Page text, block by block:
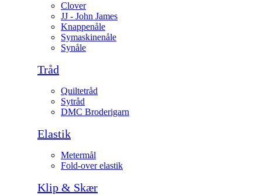
Clover
JJ - John James
Knappenåle
Symaskinenåle
Synåle
Tråd
Quiltetråd
Sytråd
DMC Broderigarn
Elastik
Metermål
Fold-over elastik
Klip & Skær